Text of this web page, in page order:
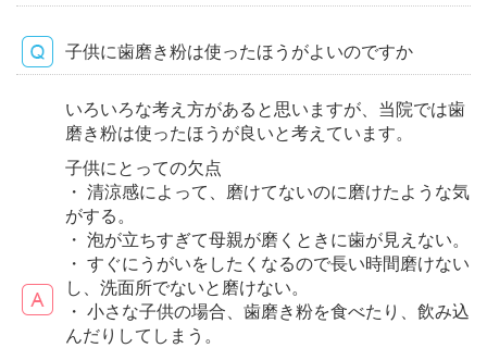
子供に歯磨き粉は使ったほうがよいのですか
いろいろな考え方があると思いますが、当院では歯
磨き粉は使ったほうが良いと考えています。
子供にとっての欠点
・ 清涼感によって、磨けてないのに磨けたような気
がする。
・ 泡が立ちすぎて母親が磨くときに歯が見えない。
・ すぐにうがいをしたくなるので長い時間磨けない
し、洗面所でないと磨けない。
・ 小さな子供の場合、歯磨き粉を食べたり、飲み込
んだりしてしまう。